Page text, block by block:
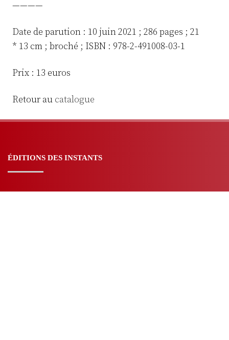
————
Date de parution : 10 juin 2021 ; 286 pages ; 21
* 13 cm ; broché ; ISBN : 978-2-491008-03-1
Prix : 13 euros
Retour au catalogue
ÉDITIONS DES INSTANTS